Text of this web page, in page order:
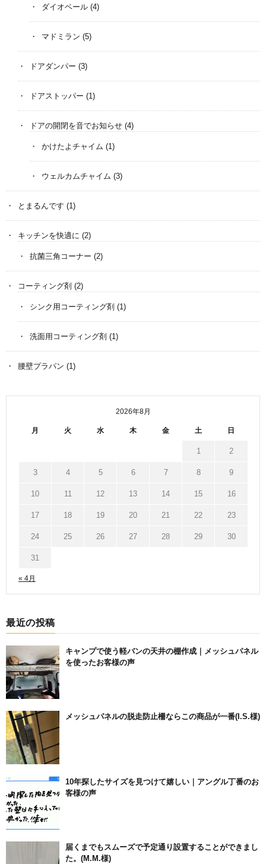
ダイオベール (4)
マドミラン (5)
ドアダンパー (3)
ドアストッパー (1)
ドアの開閉を音でお知らせ (4)
かけたよチャイム (1)
ウェルカムチャイム (3)
とまるんです (1)
キッチンを快適に (2)
抗菌三角コーナー (2)
コーティング剤 (2)
シンク用コーティング剤 (1)
洗面用コーティング剤 (1)
腰壁プラパン (1)
2026年8月
月 火 水 木 金 土 日
« 4月
1 2
3 4 5 6 7 8 9
10 11 12 13 14 15 16
17 18 19 20 21 22 23
24 25 26 27 28 29 30
31
最近の投稿
キャンプで使う軽バンの天井の棚作成｜メッシュパネル
を使ったお客様の声
メッシュパネルの脱走防止柵ならこの商品が一番(I.S.様)
10年探したサイズを見つけて嬉しい｜アングル丁番のお
客様の声
届くまでもスムーズで予定通り設置することができまし
た。(M.M.様)